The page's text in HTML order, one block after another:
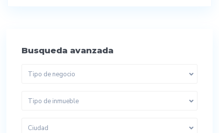
Busqueda avanzada
Tipo de negocio
Tipo de inmueble
Ciudad